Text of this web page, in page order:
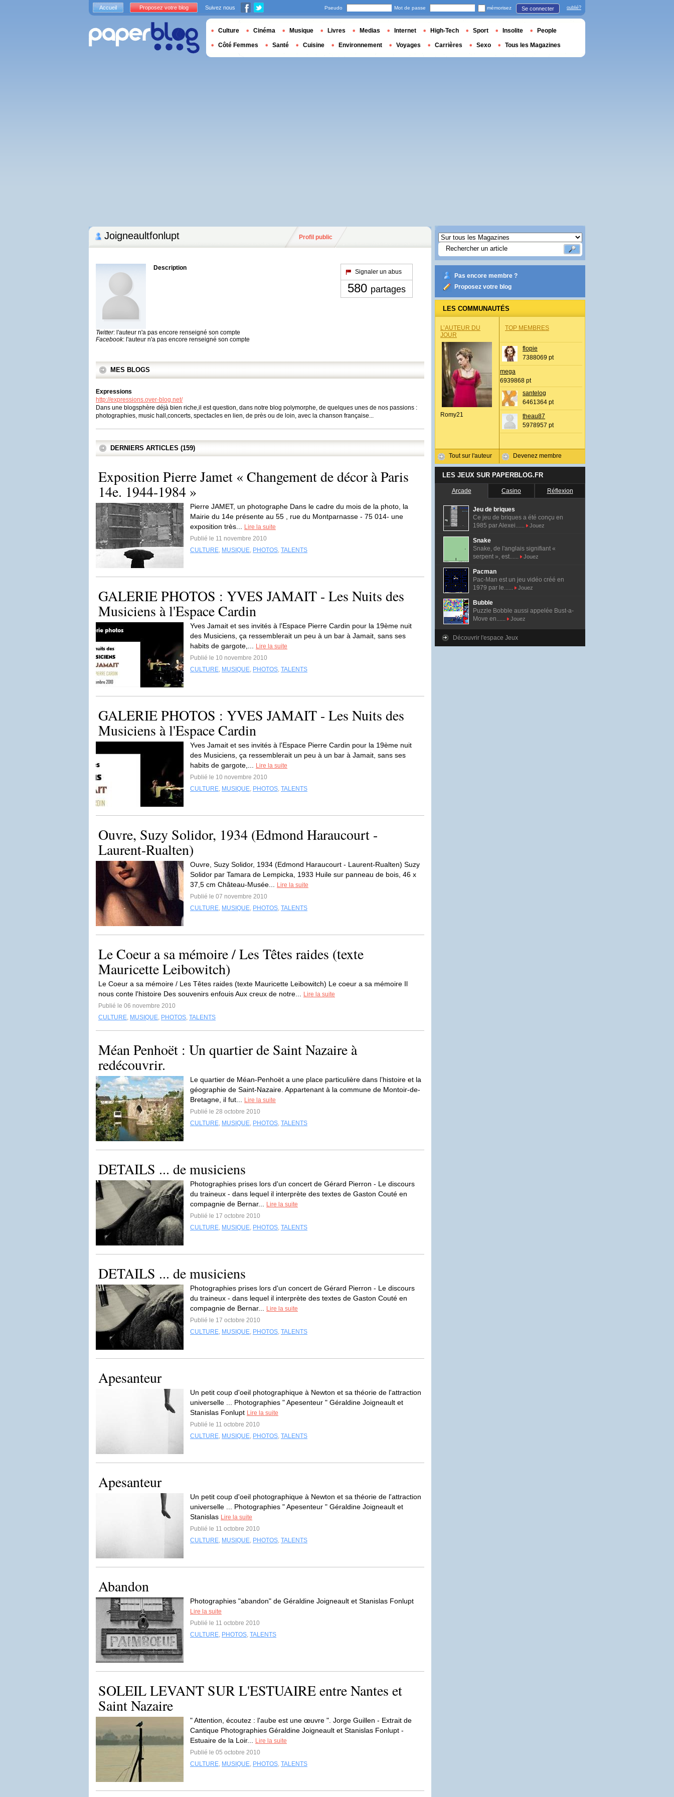
Joigneaultfonlupt Profil public
Description
Twitter: l'auteur n'a pas encore renseigné son compte
Facebook: l'auteur n'a pas encore renseigné son compte
Signaler un abus
580 partages
MES BLOGS
Expressions
http://expressions.over-blog.net/
Dans une blogsphère déjà bien riche,il est question, dans notre blog polymorphe, de quelques unes de nos passions :
photographies, music hall,concerts, spectacles en lien, de près ou de loin, avec la chanson française...
DERNIERS ARTICLES (159)
Exposition Pierre Jamet « Changement de décor à Paris
14e. 1944-1984 »
Pierre JAMET, un photographe Dans le cadre du mois de la photo, la
Mairie du 14e présente au 55 , rue du Montparnasse - 75 014- une
exposition très...
Lire la suite
Publié le 11 novembre 2010
CULTURE, MUSIQUE, PHOTOS, TALENTS
GALERIE PHOTOS : YVES JAMAIT - Les Nuits des
Musiciens à l'Espace Cardin
Yves Jamait et ses invités à l'Espace Pierre Cardin pour la 19ème nuit
des Musiciens, ça ressemblerait un peu à un bar à Jamait, sans ses
habits de gargote,...
Lire la suite
Publié le 10 novembre 2010
CULTURE, MUSIQUE, PHOTOS, TALENTS
GALERIE PHOTOS : YVES JAMAIT - Les Nuits des
Musiciens à l'Espace Cardin
Yves Jamait et ses invités à l'Espace Pierre Cardin pour la 19ème nuit
des Musiciens, ça ressemblerait un peu à un bar à Jamait, sans ses
habits de gargote,...
Lire la suite
Publié le 10 novembre 2010
CULTURE, MUSIQUE, PHOTOS, TALENTS
Ouvre, Suzy Solidor, 1934 (Edmond Haraucourt -
Laurent-Rualten)
Ouvre, Suzy Solidor, 1934 (Edmond Haraucourt - Laurent-Rualten) Suzy
Solidor par Tamara de Lempicka, 1933 Huile sur panneau de bois, 46 x
37,5 cm Château-Musée...
Lire la suite
Publié le 07 novembre 2010
CULTURE, MUSIQUE, PHOTOS, TALENTS
Le Coeur a sa mémoire / Les Têtes raides (texte
Mauricette Leibowitch)
Le Coeur a sa mémoire / Les Têtes raides (texte Mauricette Leibowitch) Le coeur a sa mémoire Il
nous conte l'histoire Des souvenirs enfouis Aux creux de notre...
Lire la suite
Publié le 06 novembre 2010
CULTURE, MUSIQUE, PHOTOS, TALENTS
Méan Penhoët : Un quartier de Saint Nazaire à
redécouvrir.
Le quartier de Méan-Penhoët a une place particulière dans l’histoire et la
géographie de Saint-Nazaire. Appartenant à la commune de Montoir-de-
Bretagne, il fut...
Lire la suite
Publié le 28 octobre 2010
CULTURE, MUSIQUE, PHOTOS, TALENTS
DETAILS ... de musiciens
Photographies prises lors d'un concert de Gérard Pierron - Le discours
du traineux - dans lequel il interprète des textes de Gaston Couté en
compagnie de Bernar...
Lire la suite
Publié le 17 octobre 2010
CULTURE, MUSIQUE, PHOTOS, TALENTS
DETAILS ... de musiciens
Photographies prises lors d'un concert de Gérard Pierron - Le discours
du traineux - dans lequel il interprète des textes de Gaston Couté en
compagnie de Bernar...
Lire la suite
Publié le 17 octobre 2010
CULTURE, MUSIQUE, PHOTOS, TALENTS
Apesanteur
Un petit coup d'oeil photographique à Newton et sa théorie de l'attraction
universelle ... Photographies " Apesenteur " Géraldine Joigneault et
Stanislas Fonlupt Lire la suite
Publié le 11 octobre 2010
CULTURE, MUSIQUE, PHOTOS, TALENTS
Apesanteur
Un petit coup d'oeil photographique à Newton et sa théorie de l'attraction
universelle ... Photographies " Apesenteur " Géraldine Joigneault et
Stanislas Lire la suite
Publié le 11 octobre 2010
CULTURE, MUSIQUE, PHOTOS, TALENTS
Abandon
Photographies "abandon" de Géraldine Joigneault et Stanislas Fonlupt
Lire la suite
Publié le 11 octobre 2010
CULTURE, PHOTOS, TALENTS
SOLEIL LEVANT SUR L'ESTUAIRE entre Nantes et
Saint Nazaire
" Attention, écoutez : l'aube est une œuvre ". Jorge Guillen - Extrait de
Cantique Photographies Géraldine Joigneault et Stanislas Fonlupt -
Estuaire de la Loir...
Lire la suite
Publié le 05 octobre 2010
CULTURE, MUSIQUE, PHOTOS, TALENTS
Pas encore membre ?
Proposez votre blog
LES COMMUNAUTÉS
L’AUTEUR DU
JOUR
Romy21
Tout sur l'auteur
TOP MEMBRES
flopie
7388069 pt
mega
6939868 pt
santelog
6461364 pt
theau87
5978957 pt
Devenez membre
LES JEUX SUR PAPERBLOG.FR
Arcade Casino Réflexion
Jeu de briques
Ce jeu de briques a été conçu en
1985 par Alexei......
Jouez
Snake
Snake, de l'anglais signifiant «
serpent », est......
Jouez
Pacman
Pac-Man est un jeu vidéo créé en
1979 par le......
Jouez
Bubble
Puzzle Bobble aussi appelée Bust-a-
Move en......
Jouez
Découvrir l'espace Jeux
Accueil Proposez votre blog Suivez nous Pseudo Mot de passe mémorisez Se connecter oublié?
Culture Cinéma Musique Livres Medias Internet High-Tech Sport Insolite People
Côté Femmes Santé Cuisine Environnement Voyages Carrières Sexo Tous les Magazines